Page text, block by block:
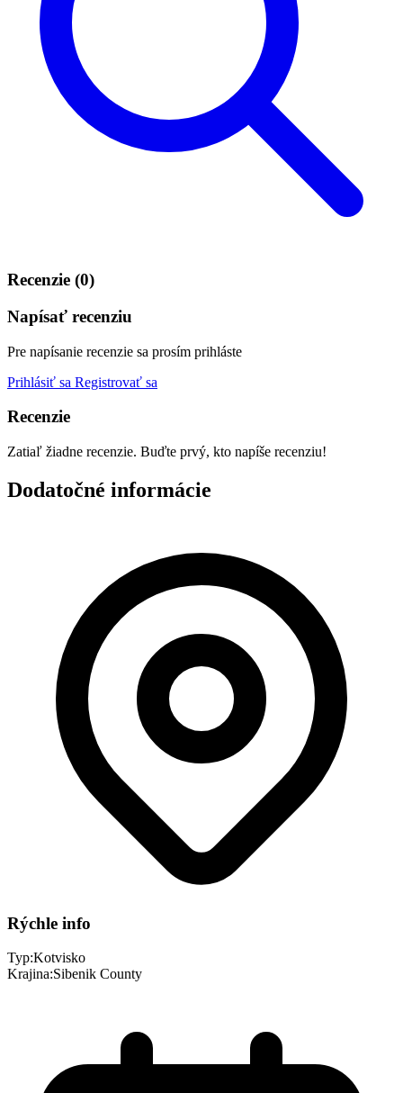
Recenzie (0)
Napísať recenziu
Pre napísanie recenzie sa prosím prihláste
Prihlásiť sa Registrovať sa
Recenzie
Zatiaľ žiadne recenzie. Buďte prvý, kto napíše recenziu!
Dodatočné informácie
Rýchle info
Typ:Kotvisko
Krajina:Sibenik County